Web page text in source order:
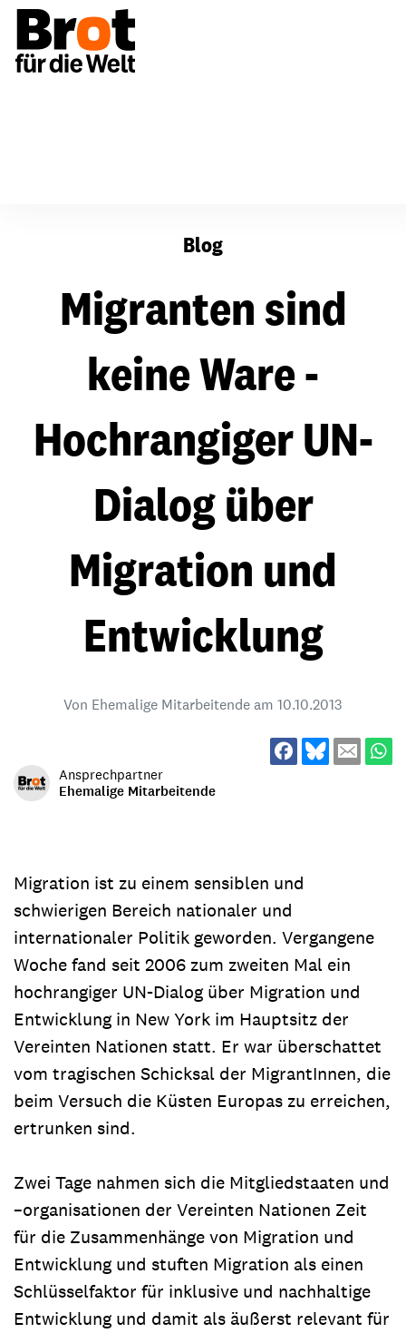
Blog
Migranten sind
keine Ware -
Hochrangiger UN-
Dialog über
Migration und
Entwicklung
Von Ehemalige Mitarbeitende am 10.10.2013
Ansprechpartner
Ehemalige Mitarbeitende
Migration ist zu einem sensiblen und
schwierigen Bereich nationaler und
internationaler Politik geworden. Vergangene
Woche fand seit 2006 zum zweiten Mal ein
hochrangiger UN-Dialog über Migration und
Entwicklung in New York im Hauptsitz der
Vereinten Nationen statt. Er war überschattet
vom tragischen Schicksal der MigrantInnen, die
beim Versuch die Küsten Europas zu erreichen,
ertrunken sind.
Zwei Tage nahmen sich die Mitgliedstaaten und
–organisationen der Vereinten Nationen Zeit
für die Zusammenhänge von Migration und
Entwicklung und stuften Migration als einen
Schlüsselfaktor für inklusive und nachhaltige
Entwicklung und damit als äußerst relevant für